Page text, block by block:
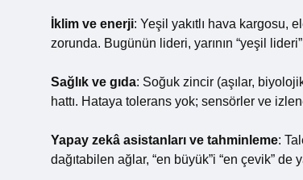
İklim ve enerji: Yeşil yakıtlı hava kargosu,
zorunda. Bugünün lideri, yarının “yeşil
Sağlık ve gıda: Soğuk zincir (aşılar,
hattı. Hataya tolerans yok; sensörler ve
Yapay zekâ asistanları ve tahminleme:
dağıtabilen ağlar, “en büyük”i “en çevik” de